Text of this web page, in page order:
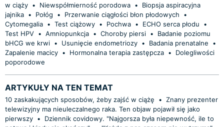
w ciąży • Niewspółmierność porodowa •
Biopsja aspiracyjna
jajnika • Połóg • Przerwanie ciągłości błon płodowych
•
Cytomegalia • Test ciążowy • Pochwa • ECHO serca płodu
•
Test HPV • Amniopunkcja • Choroby piersi •
Badanie poziomu
bHCG we krwi • Usunięcie endometriozy • Badania prenatalne
•
Zapalenie macicy • Hormonalna terapia zastępcza •
Dolegliwości
poporodowe
ARTYKUŁY NA TEN TEMAT
10 zaskakujących sposobów, żeby zajść w ciążę • Znany prezenter
telewizyjny ma nieuleczalnego raka. Ten objaw pojawił się jako
pierwszy •
Dziennik covidowy. "Najgorsza była niepewność, ile to